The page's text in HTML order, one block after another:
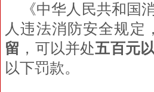
《中华人民共和国
人违法消防安全规定
留 ，可以并处五百元
以下罚款。